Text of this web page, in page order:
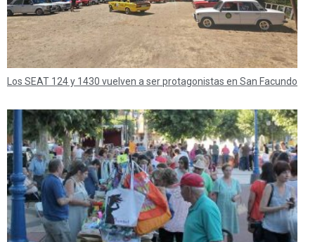
Los SEAT 124 y 1430 vuelven a ser protagonistas en San Facundo